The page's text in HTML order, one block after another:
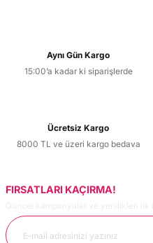
Ürün resmi kalitesiz, bozuk
Ürün fiyatı diğer sitelerden
Bu ürüne benzer farklı
Aynı Gün Kargo
15:00’a kadar ki siparişlerde
Ücretsiz Kargo
8000 TL ve üzeri kargo bedava
FIRSATLARI KAÇIRMA!